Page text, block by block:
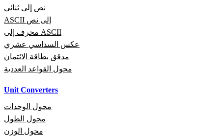
نص إلى ثنائي
ASCII إلى نص
محرف إلى ASCII
عكس السداسي عشري
مدقق بطاقة الائتمان
محول القواعد العددية
Unit Converters
محول الوحدات
محول الطول
محول الوزن